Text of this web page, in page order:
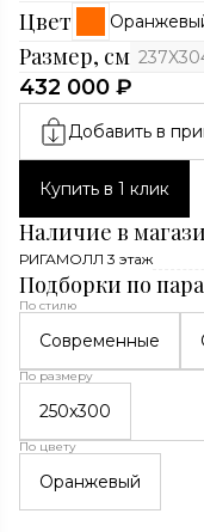
Цвет
Размер, см
432 000 ₽
Добавить в
Купить в 1 клик
Наличие в
РИГАМОЛЛ 3 этаж
Подборки по
По стилю
Современные
По размеру
250x300
По цвету
Оранжевый